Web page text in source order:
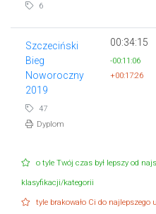
6
Szczeciński
Bieg
Noworoczny
2019
47
Dyplom
00:34:15
-00:11:06
+00:17:26
o tyle Twój czas był lepszy od
klasyfikacji/kategorii
tyle brakowało Ci do najlepszego